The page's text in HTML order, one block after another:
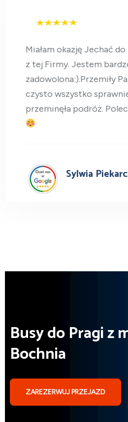
Miałam okazję Jechać
z tej Firmy. Jestem
zadowolona:).Przemiły
czysto wszystko
przeminęła podróż.
Sylwia
Busy do Pragi z
Bochnia
ZAREZERWUJ PRZEJAZD